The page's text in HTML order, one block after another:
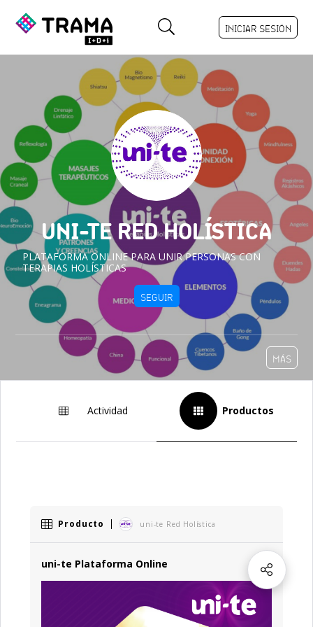
INICIAR SESIÓN
UNI-TE RED HOLÍSTICA
PLATAFORMA ONLINE PARA UNIR PERSONAS CON
TERAPIAS HOLÍSTICAS
SEGUIR
MÁS
Actividad Productos
Producto uni-te Red Holística
uni-te Plataforma Online